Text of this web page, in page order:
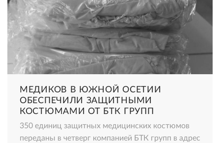
МЕДИКОВ В ЮЖНОЙ ОСЕТИИ
ОБЕСПЕЧИЛИ ЗАЩИТНЫМИ
КОСТЮМАМИ ОТ БТК ГРУПП
350 единиц защитных медицинских костюмов
переданы в четверг компанией БТК групп в адрес